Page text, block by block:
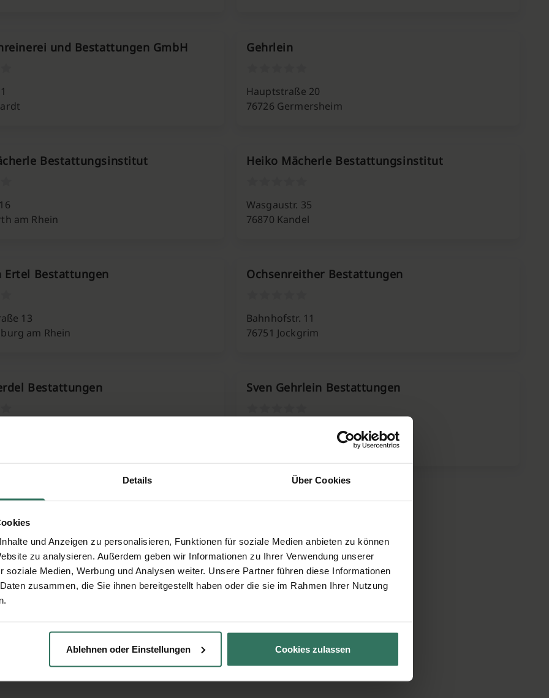
Details Über Cookies
und Anzeigen zu personalisieren, Funktionen für soziale Medien anbieten zu können
zu analysieren. Außerdem geben wir Informationen zu Ihrer Verwendung unserer
soziale Medien, Werbung und Analysen weiter. Unsere Partner führen diese Informationen
zusammen, die Sie ihnen bereitgestellt haben oder die sie im Rahmen Ihrer Nutzung
Ablehnen oder Einstellungen Cookies zulassen
und Bestattungen GmbH Gehrlein
Hauptstraße 20
76726 Germersheim
Bestattungsinstitut
am Rhein
Heiko Mächerle Bestattungsinstitut
Wasgaustr. 35
76870 Kandel
Ertel Bestattungen
13
am Rhein
Ochsenreither Bestattungen
Bahnhofstr. 11
76751 Jockgrim
Bestattungen Sven Gehrlein Bestattungen
Bestattungen
13